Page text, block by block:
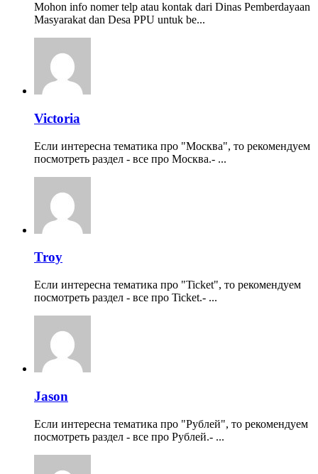
Mohon info nomer telp atau kontak dari Dinas Pemberdayaan
Masyarakat dan Desa PPU untuk be...
Victoria
Если интересна тематика про "Москва", то рекомендуем
посмотреть раздел - все про Москва.- ...
Troy
Если интересна тематика про "Ticket", то рекомендуем
посмотреть раздел - все про Ticket.- ...
Jason
Если интересна тематика про "Рублей", то рекомендуем
посмотреть раздел - все про Рублей.- ...